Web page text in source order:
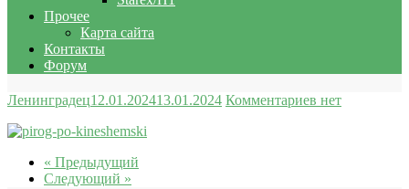
Прочее
Карта сайта
Контакты
Форум
Ленинградец12.01.202413.01.2024 Комментариев нет
« Предыдущий
Следующий »